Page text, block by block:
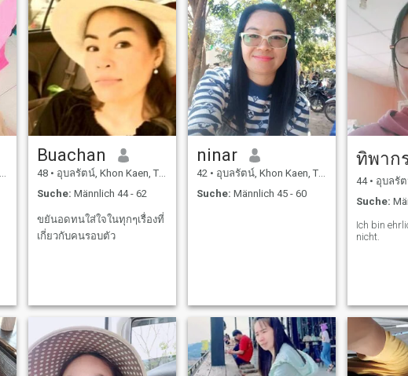
Buachan
48 • อุบลรัตน์, Khon Kaen, Thailand
Suche: Männlich 44 - 62
ขยันอดทนใส่ใจในทุกๆเรื่องที่
เกี่ยวกับคนรอบตัว
ninar
42 • อุบลรัตน์, Khon Kaen, Thailand
Suche: Männlich 45 - 60
ทิพาก
44 • อุบลรัตน์,
Suche:
Ich bin
nicht.